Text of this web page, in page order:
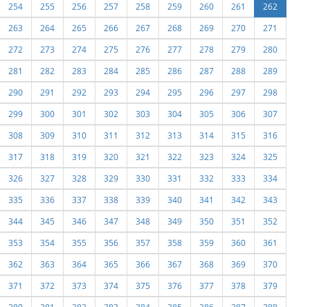
254
255 256 257 258 259 260 261
262
263
264 265 266 267 268 269 270
271
272
273 274 275 276 277 278 279
280
281
282 283 284 285 286 287 288
289
290
291 292 293 294 295 296 297
298
299
300 301 302 303 304 305 306
307
308
309 310 311 312 313 314 315
316
317
318 319 320 321 322 323 324
325
326
327 328 329 330 331 332 333
334
335
336 337 338 339 340 341 342
343
344
345 346 347 348 349 350 351
352
353
354 355 356 357 358 359 360
361
362
363 364 365 366 367 368 369
370
371
372 373 374 375 376 377 378
379